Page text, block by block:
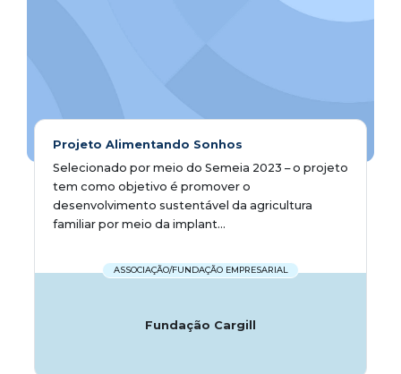
Projeto Alimentando Sonhos
Selecionado por meio do Semeia 2023 – o projeto
tem como objetivo é promover o
desenvolvimento sustentável da agricultura
familiar por meio da implant...
ASSOCIAÇÃO/FUNDAÇÃO EMPRESARIAL
Fundação Cargill